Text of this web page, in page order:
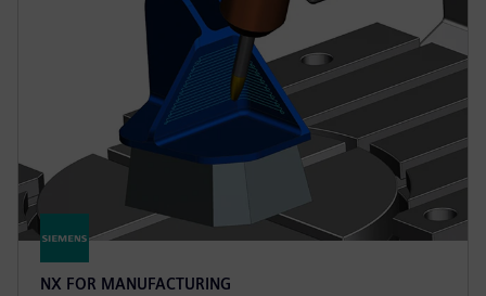
NX FOR MANUFACTURING